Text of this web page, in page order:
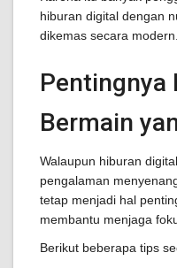
hiburan digital dengan
dikemas secara modern.
Pentingnya
Bermain
Walaupun hiburan
pengalaman
tetap menjadi hal
membantu menjaga
Berikut beberapa tips